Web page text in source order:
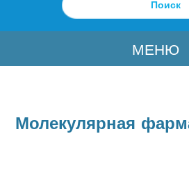
МЕНЮ
Молекулярная